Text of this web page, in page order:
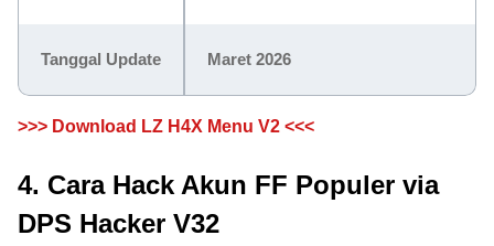
Tanggal Update Maret 2026
>>> Download LZ H4X Menu V2 <<<
4. Cara Hack Akun FF Populer via
DPS Hacker V32